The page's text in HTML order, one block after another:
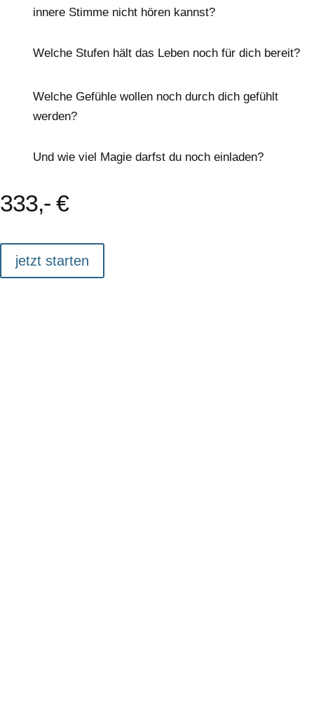
innere Stimme nicht hören kannst?
Welche Stufen hält das Leben noch für dich bereit?
Welche Gefühle wollen noch durch dich gefühlt
werden?
Und wie viel Magie darfst du noch einladen?
333,- €
jetzt starten